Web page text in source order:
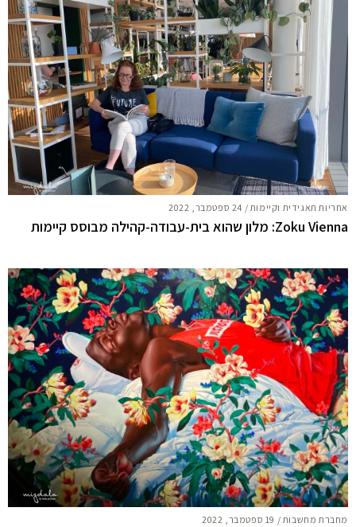
אחריות תאגידית וקיימות / 24 ספטמבר, 2022
Zoku Vienna: מלון שהוא בית-עבודה-קהילה מבוסס קיימות
מחברת מחשבות / 19 ספטמבר, 2022